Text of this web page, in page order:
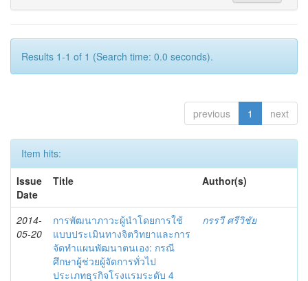
Results 1-1 of 1 (Search time: 0.0 seconds).
previous 1 next
Item hits:
Issue
Date
Title Author(s)
2014-
05-20
การพัฒนาภาวะผู้นำโดยการใช้
แบบประเมินทางจิตวิทยาและการ
จัดทำแผนพัฒนาตนเอง: กรณี
ศึกษาผู้ช่วยผู้จัดการทั่วไป
ประเภทธุรกิจโรงแรมระดับ 4
กรรวี ศรีวิชัย